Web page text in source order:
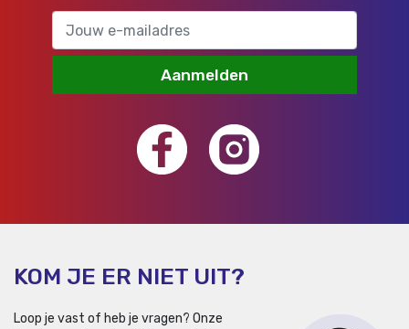
Aanmelden
KOM JE ER NIET UIT?
Loop je vast of heb je vragen? Onze